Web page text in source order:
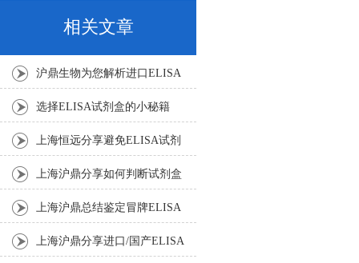
相关文章
沪鼎生物为您解析进口ELISA
试剂盒的洗涤参数
选择ELISA试剂盒的小秘籍
上海恒远分享避免ELISA试剂
盒试验中的一些过失?
上海沪鼎分享如何判断试剂盒
灵敏度、稳定性？
上海沪鼎总结鉴定冒牌ELISA
试剂盒的小窍门
上海沪鼎分享进口/国产ELISA